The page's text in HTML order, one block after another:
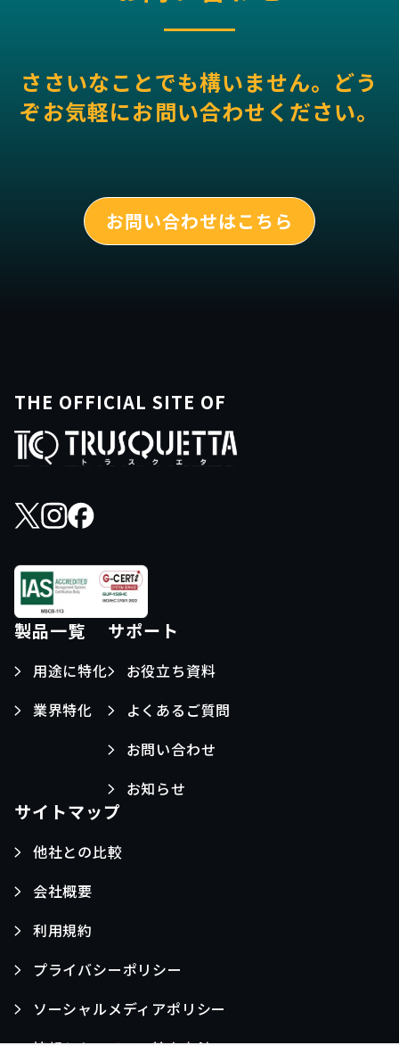
ささいなことでも構いません。どう
ぞお気軽にお問い合わせください。
お問い合わせはこちら
THE OFFICIAL SITE OF
製品一覧
用途に特化
業界特化
サポート
お役立ち資料
よくあるご質問
お問い合わせ
お知らせ
サイトマップ
他社との比較
会社概要
利用規約
プライバシーポリシー
ソーシャルメディアポリシー